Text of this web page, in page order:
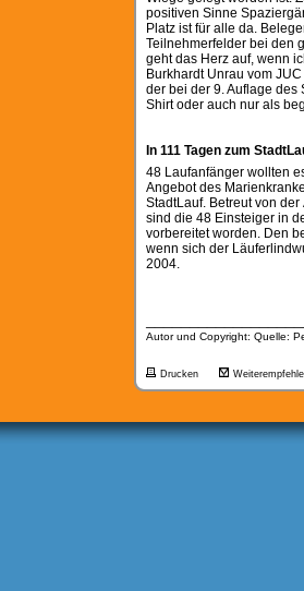
positiven Sinne
Platz ist für alle da.
Teilnehmerfelder bei den
geht das Herz auf, wenn
Burkhardt Unrau vom
der bei der 9. Auflage des
Shirt oder auch nur als
In 111 Tagen zum
48 Laufanfänger wollten
Angebot des
StadtLauf. Betreut von
sind die 48 Einsteiger in
vorbereitet worden. Den
wenn sich der
2004.
Autor und Copyright: Quelle:
Drucken